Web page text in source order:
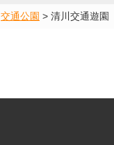
交通公園 > 清川交通遊園